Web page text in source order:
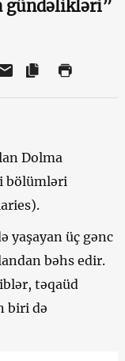
gündəlikləri”
Dolma
bölümləri
yaşayan üç gənc
bəhs edir.
təqaüd
biri də